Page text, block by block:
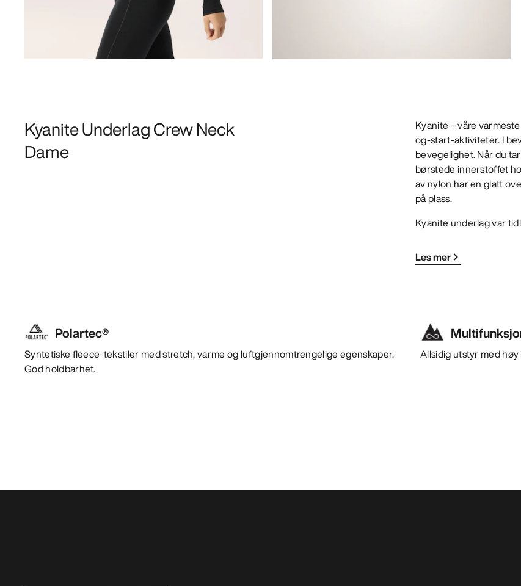
Kyanite Underlag Crew Neck
Dame
Kyanite – våre
og-start-aktiviteter. I
bevegelighet. Når du
børstede innerstoffet
av nylon har en glatt
på plass.
Kyanite underlag var
Les mer
Polartec®
Syntetiske fleece-tekstiler med stretch, varme og luftgjennomtrengelige egenskaper.
God holdbarhet.
Allsidig utstyr med